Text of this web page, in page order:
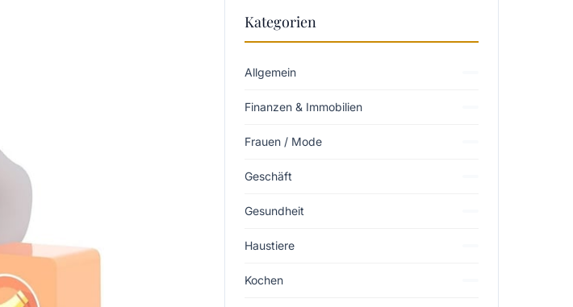
Kategorien
Allgemein
Finanzen & Immobilien
Frauen / Mode
Geschäft
Gesundheit
Haustiere
Kochen